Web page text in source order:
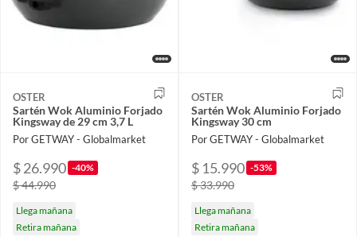
OSTER
Sartén Wok Aluminio Forjado
Kingsway de 29 cm 3,7 L
Por GETWAY - Globalmarket
$ 26.990 -40%
$ 44.990
Llega mañana
Retira mañana
OSTER
Sartén Wok Aluminio Forjado
Kingsway 30 cm
Por GETWAY - Globalmarket
$ 15.990 -53%
$ 33.990
Llega mañana
Retira mañana